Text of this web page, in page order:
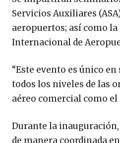
Servicios Auxiliares
aeropuertos; así como la
Internacional de
“Este evento es único
todos los niveles de las
aéreo comercial como el
Durante la
de manera coordinada